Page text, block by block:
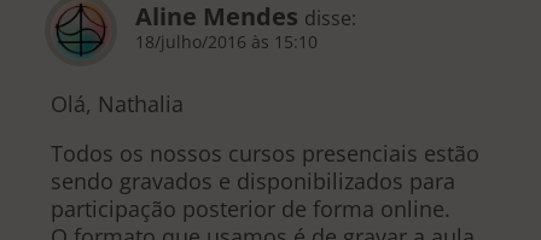
Aline Mendes disse:
18/julho/2016 às 15:10
Olá, Nathalia
Todos os nossos cursos presenciais estão
sendo gravados e disponibilizados para
participação posterior de forma online.